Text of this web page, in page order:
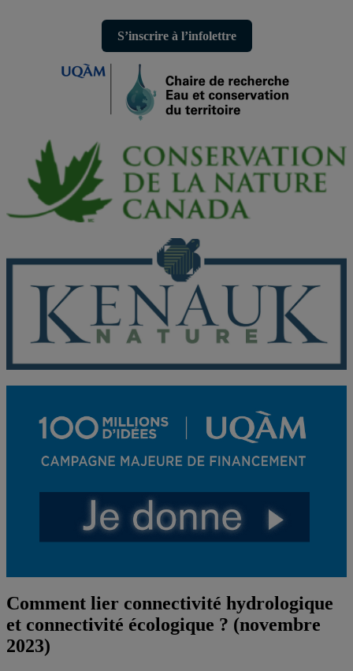
S’inscrire à l’infolettre
Comment lier connectivité hydrologique
et connectivité écologique ? (novembre
2023)